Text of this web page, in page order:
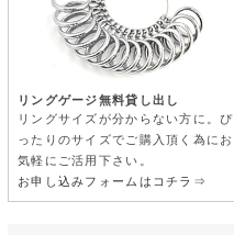
リングゲージ無料貸し出し
リングサイズが分からない方に。ぴ
ったりのサイズでご購入頂く為にお
気軽にご活用下さい。
お申し込みフォームはコチラ⇒